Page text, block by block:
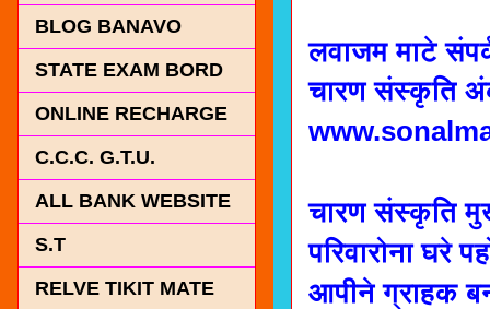
लवाजम माटे
चारण संस्कृति
चारण संस्कृति
परिवारोना घरे
आपीने ग्राहक
BLOG BANAVO
STATE EXAM BORD
ONLINE RECHARGE
C.C.C. G.T.U.
ALL BANK WEBSITE
S.T
RELVE TIKIT MATE